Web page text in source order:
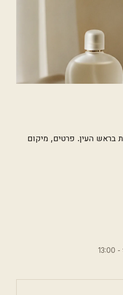
בראש העין. פרטים, מיקום